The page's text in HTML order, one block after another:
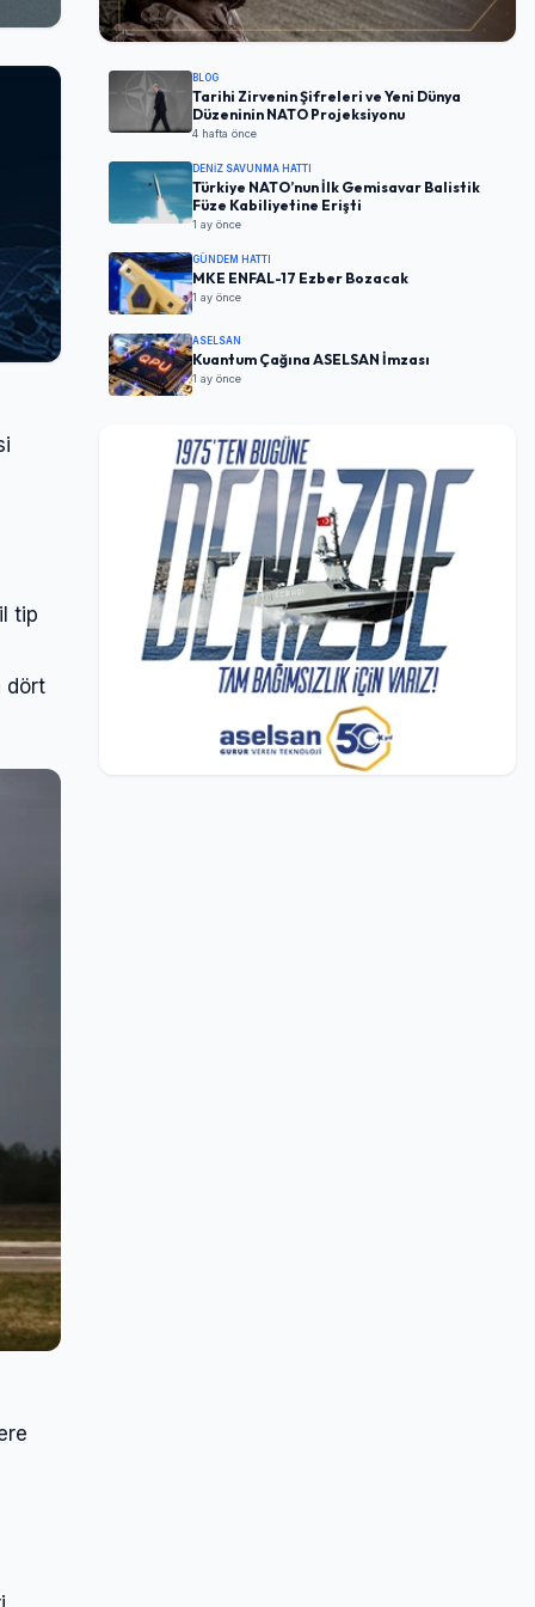
tip
dört
BLOG
Tarihi Zirvenin Şifreleri ve Yeni Dünya
Düzeninin NATO Projeksiyonu
4 hafta önce
DENIZ SAVUNMA HATTI
Türkiye NATO’nun İlk Gemisavar Balistik
Füze Kabiliyetine Erişti
1 ay önce
GÜNDEM HATTI
MKE ENFAL-17 Ezber Bozacak
1 ay önce
ASELSAN
Kuantum Çağına ASELSAN İmzası
1 ay önce